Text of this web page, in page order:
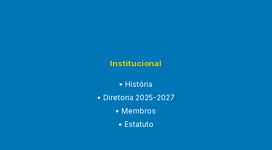
Institucional
• História
• Diretoria 2025-2027
• Membros
• Estatuto